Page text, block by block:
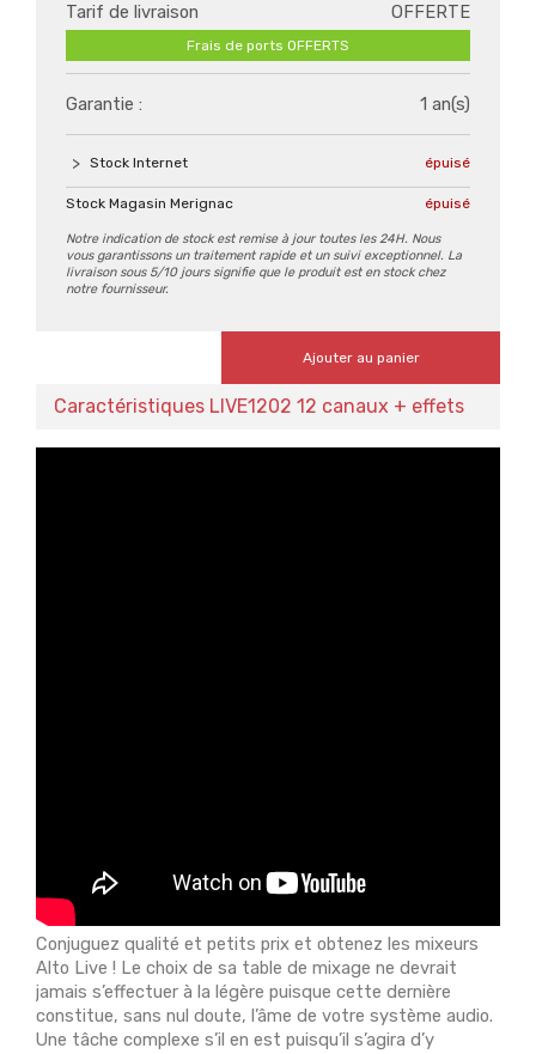
Tarif de livraison
OFFERTE
Frais de ports OFFERTS
Garantie : 1 an(s)
Stock Internet épuisé
Stock Magasin Merignac épuisé
Notre indication de stock est remise à jour toutes les 24H. Nous
vous garantissons un traitement rapide et un suivi exceptionnel. La
livraison sous 5/10 jours signifie que le produit est en stock chez
notre fournisseur.
Ajouter au panier
Caractéristiques LIVE1202 12 canaux + effets
Conjuguez qualité et petits prix et obtenez les mixeurs
Alto Live ! Le choix de sa table de mixage ne devrait
jamais s’effectuer à la légère puisque cette dernière
constitue, sans nul doute, l’âme de votre système audio.
Une tâche complexe s’il en est puisqu’il s’agira d’y